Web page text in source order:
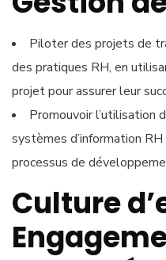
Piloter des projets de
des pratiques RH, en
projet pour assurer leur
Promouvoir l’utilisation
systèmes d’information
processus de
Culture